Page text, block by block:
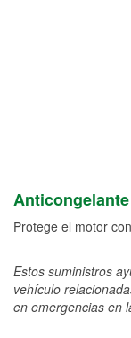
Anticongelante
Protege el motor
Estos suministros
vehículo
en emergencias en